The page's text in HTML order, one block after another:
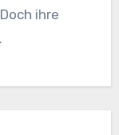
ihre